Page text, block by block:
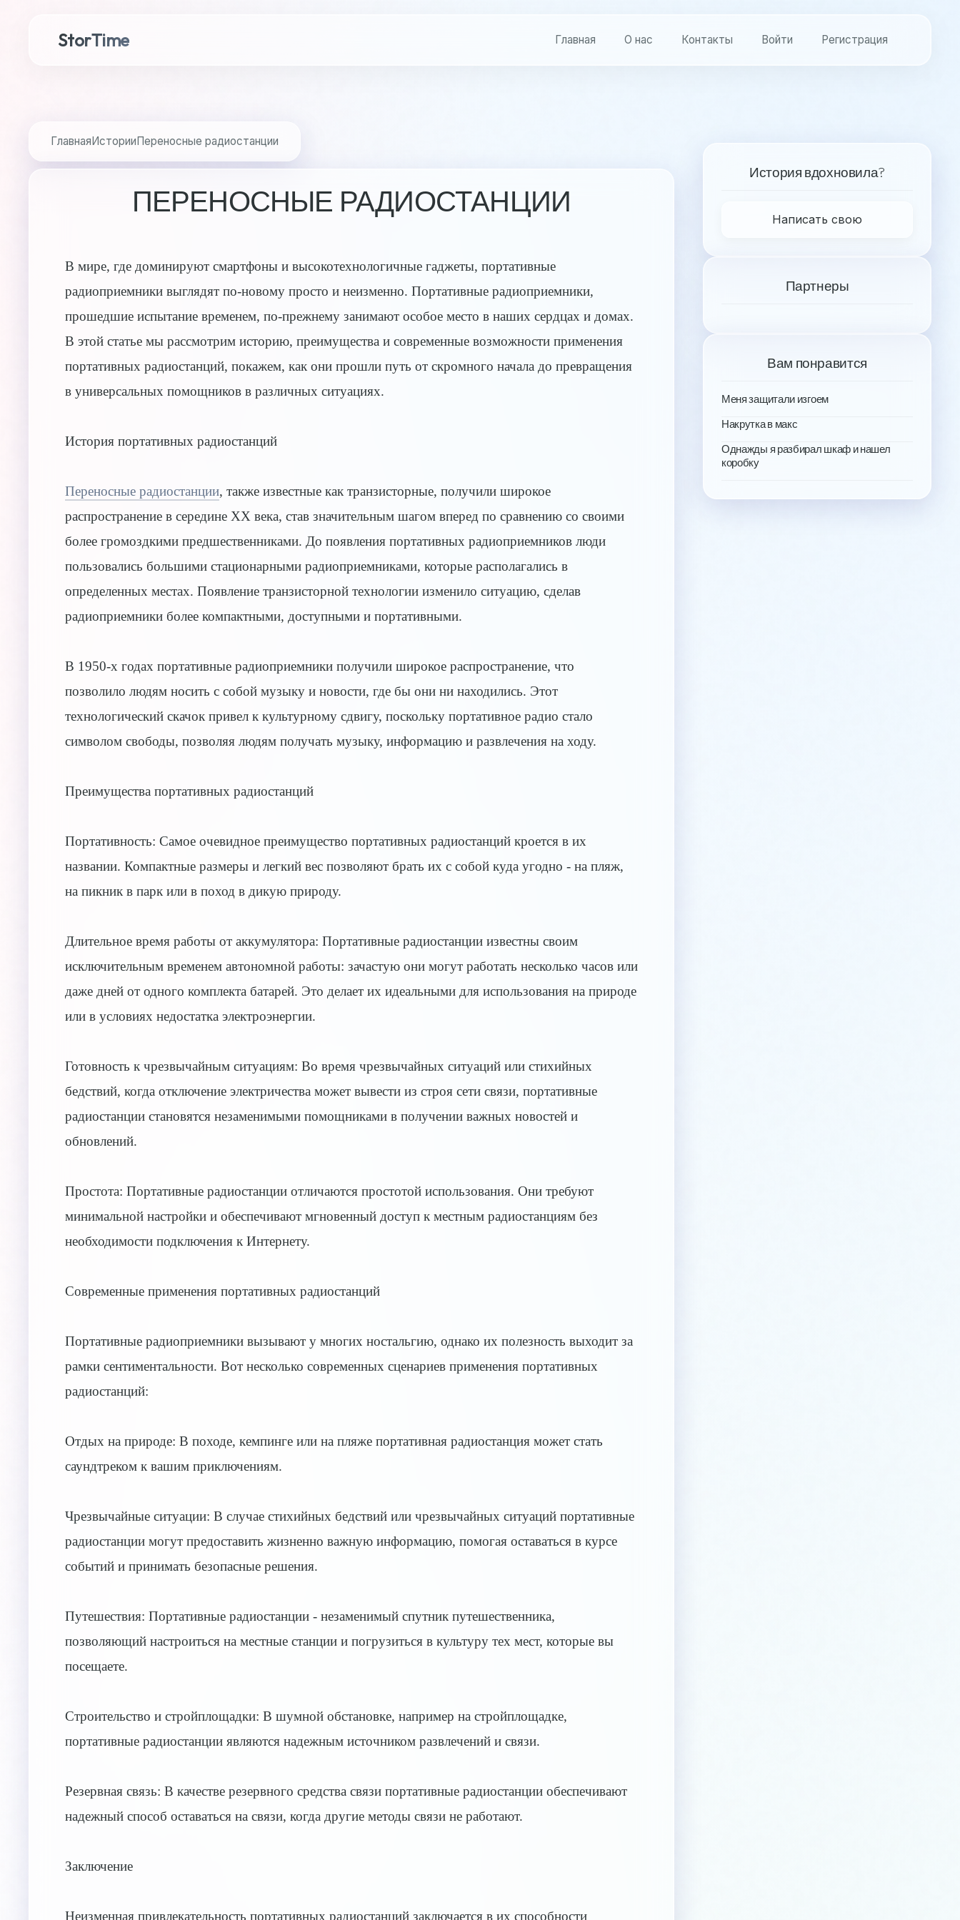
StorTime Главная О нас Контакты Войти Регистрация
ГлавнаяИсторииПереносные радиостанции
ПЕРЕНОСНЫЕ РАДИОСТАНЦИИ
В мире, где доминируют смартфоны и высокотехнологичные гаджеты, портативные
радиоприемники выглядят по-новому просто и неизменно. Портативные радиоприемники,
прошедшие испытание временем, по-прежнему занимают особое место в наших сердцах и домах.
В этой статье мы рассмотрим историю, преимущества и современные возможности применения
портативных радиостанций, покажем, как они прошли путь от скромного начала до превращения
в универсальных помощников в различных ситуациях.
История портативных радиостанций
Переносные радиостанции, также известные как транзисторные, получили широкое
распространение в середине XX века, став значительным шагом вперед по сравнению со своими
более громоздкими предшественниками. До появления портативных радиоприемников люди
пользовались большими стационарными радиоприемниками, которые располагались в
определенных местах. Появление транзисторной технологии изменило ситуацию, сделав
радиоприемники более компактными, доступными и портативными.
В 1950-х годах портативные радиоприемники получили широкое распространение, что
позволило людям носить с собой музыку и новости, где бы они ни находились. Этот
технологический скачок привел к культурному сдвигу, поскольку портативное радио стало
символом свободы, позволяя людям получать музыку, информацию и развлечения на ходу.
Преимущества портативных радиостанций
Портативность: Самое очевидное преимущество портативных радиостанций кроется в их
названии. Компактные размеры и легкий вес позволяют брать их с собой куда угодно - на пляж,
на пикник в парк или в поход в дикую природу.
Длительное время работы от аккумулятора: Портативные радиостанции известны своим
исключительным временем автономной работы: зачастую они могут работать несколько часов или
даже дней от одного комплекта батарей. Это делает их идеальными для использования на природе
или в условиях недостатка электроэнергии.
Готовность к чрезвычайным ситуациям: Во время чрезвычайных ситуаций или стихийных
бедствий, когда отключение электричества может вывести из строя сети связи, портативные
радиостанции становятся незаменимыми помощниками в получении важных новостей и
обновлений.
Простота: Портативные радиостанции отличаются простотой использования. Они требуют
минимальной настройки и обеспечивают мгновенный доступ к местным радиостанциям без
необходимости подключения к Интернету.
Современные применения портативных радиостанций
Портативные радиоприемники вызывают у многих ностальгию, однако их полезность выходит за
рамки сентиментальности. Вот несколько современных сценариев применения портативных
радиостанций:
Отдых на природе: В походе, кемпинге или на пляже портативная радиостанция может стать
саундтреком к вашим приключениям.
Чрезвычайные ситуации: В случае стихийных бедствий или чрезвычайных ситуаций портативные
радиостанции могут предоставить жизненно важную информацию, помогая оставаться в курсе
событий и принимать безопасные решения.
Путешествия: Портативные радиостанции - незаменимый спутник путешественника,
позволяющий настроиться на местные станции и погрузиться в культуру тех мест, которые вы
посещаете.
Строительство и стройплощадки: В шумной обстановке, например на стройплощадке,
портативные радиостанции являются надежным источником развлечений и связи.
Резервная связь: В качестве резервного средства связи портативные радиостанции обеспечивают
надежный способ оставаться на связи, когда другие методы связи не работают.
Заключение
Неизменная привлекательность портативных радиостанций заключается в их способности
История вдохновила?
Написать свою
Партнеры
Вам понравится
Меня защитали изгоем
Накрутка в макс
Однажды я разбирал шкаф и нашел
коробку